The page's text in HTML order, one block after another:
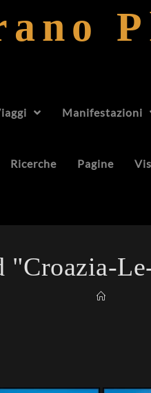
Manifestazioni
Ricerche Pagine
"croazia-